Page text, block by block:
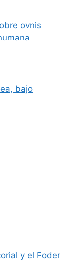
ovnis
bajo
y el Poder